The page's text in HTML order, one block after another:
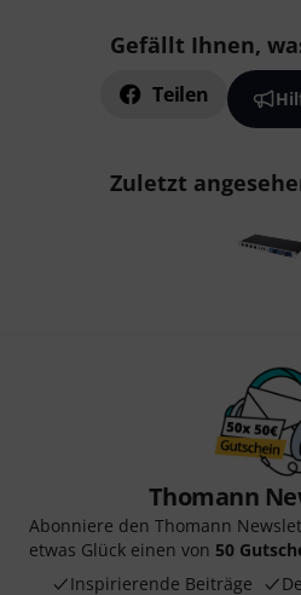
Gefällt Ihnen,
Teilen
Zuletzt
Thomann
Abonniere den Thomann
etwas Glück einen von 50
Inspirierende Beiträge